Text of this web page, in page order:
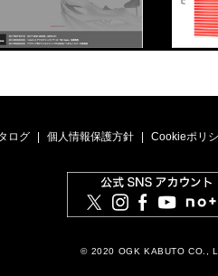
ログ 個人情報保護方針 Cookieポリ
© 2020 OGK KABUTO CO.,